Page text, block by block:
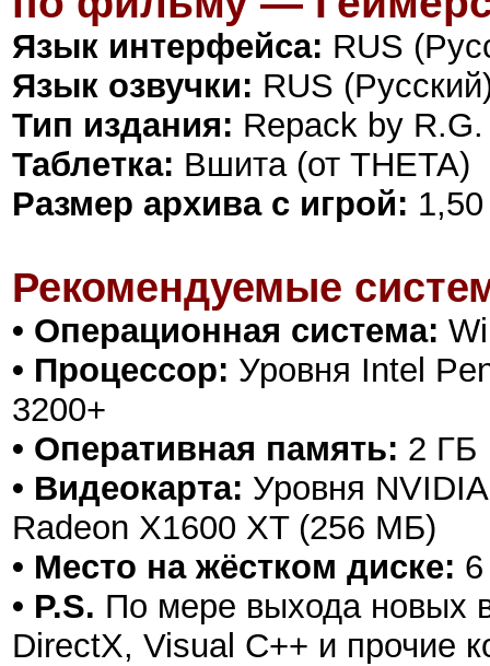
Язык интерфейса: RUS
Язык озвучки: RUS
Тип издания: Repack by
Таблетка: Вшита (от THETA)
Размер архива с игрой:
Рекомендуемые
• Операционная система:
• Процессор: Уровня Intel
3200+
• Оперативная память: 2 ГБ
• Видеокарта: Уровня
Radeon X1600 XT (256 МБ)
• Место на жёстком диске:
• P.S. По мере выхода новых
DirectX, Visual C++ и прочие